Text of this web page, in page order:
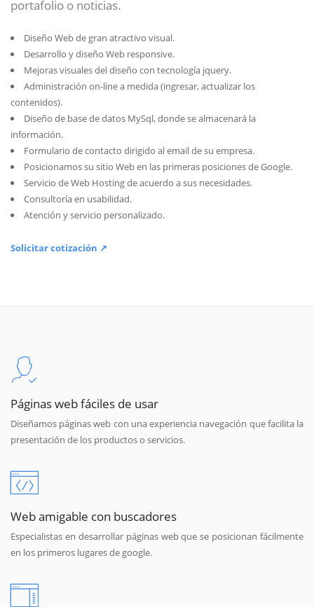
portafolio o noticias.
Diseño Web de gran atractivo visual.
Desarrollo y diseño Web responsive.
Mejoras visuales del diseño con tecnología jquery.
Administración on-line a medida (ingresar, actualizar los
contenidos).
Diseño de base de datos MySql, donde se almacenará la
información.
Formulario de contacto dirigido al email de su empresa.
Posicionamos su sitio Web en las primeras posiciones de Google.
Servicio de Web Hosting de acuerdo a sus necesidades.
Consultoría en usabilidad.
Atención y servicio personalizado.
Solicitar cotización ↗
Páginas web fáciles de usar
Diseñamos páginas web con una experiencia navegación que facilita la
presentación de los productos o servicios.
Web amigable con buscadores
Especialistas en desarrollar páginas web que se posicionan fácilmente
en los primeros lugares de google.